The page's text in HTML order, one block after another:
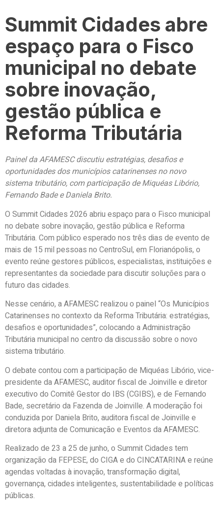
Summit Cidades abre
espaço para o Fisco
municipal no debate
sobre inovação,
gestão pública e
Reforma Tributária
Painel da AFAMESC discutiu estratégias, desafios e
oportunidades dos municípios catarinenses no novo
sistema tributário, com participação deMiquéasLibório,
Fernando Bade e Daniela Brito.
O Summit Cidades 2026 abriu espaço para o Fisco municipal
no debate sobre inovação, gestão pública e Reforma
Tributária. Com público esperado nos três dias de evento de
mais de 15 mil pessoas no CentroSul, em Florianópolis, o
evento reúne gestores públicos, especialistas, instituições e
representantes da sociedade para discutir soluções para o
futuro das cidades.
Nesse cenário, a AFAMESC realizou o painel “Os Municípios
Catarinenses no contexto da Reforma Tributária: estratégias,
desafios e oportunidades”, colocando a Administração
Tributária municipal no centro da discussão sobre o novo
sistema tributário.
O debate contou com a participação de Miquéas Libório, vice-
presidente da AFAMESC, auditor fiscal de Joinville e diretor
executivo do Comitê Gestor do IBS (CGIBS), e de Fernando
Bade, secretário da Fazenda de Joinville. A moderação foi
conduzida por Daniela Brito, auditora fiscal de Joinville e
diretora adjunta de Comunicação e Eventos da AFAMESC.
Realizado de 23 a 25 de junho, o Summit Cidades tem
organização da FEPESE, do CIGA e do CINCATARINA e reúne
agendas voltadas à inovação, transformação digital,
governança, cidades inteligentes, sustentabilidade e políticas
públicas.